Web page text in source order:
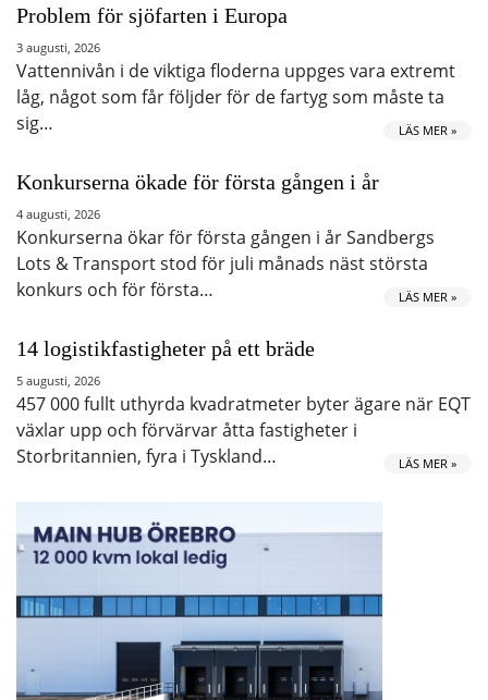
Problem för sjöfarten i Europa
3 augusti, 2026
Vattennivån i de viktiga floderna uppges vara extremt
låg, något som får följder för de fartyg som måste ta
sig…
LÄS MER »
Konkurserna ökade för första gången i år
4 augusti, 2026
Konkurserna ökar för första gången i år Sandbergs
Lots & Transport stod för juli månads näst största
konkurs och för första…
LÄS MER »
14 logistikfastigheter på ett bräde
5 augusti, 2026
457 000 fullt uthyrda kvadratmeter byter ägare när EQT
växlar upp och förvärvar åtta fastigheter i
Storbritannien, fyra i Tyskland…
LÄS MER »